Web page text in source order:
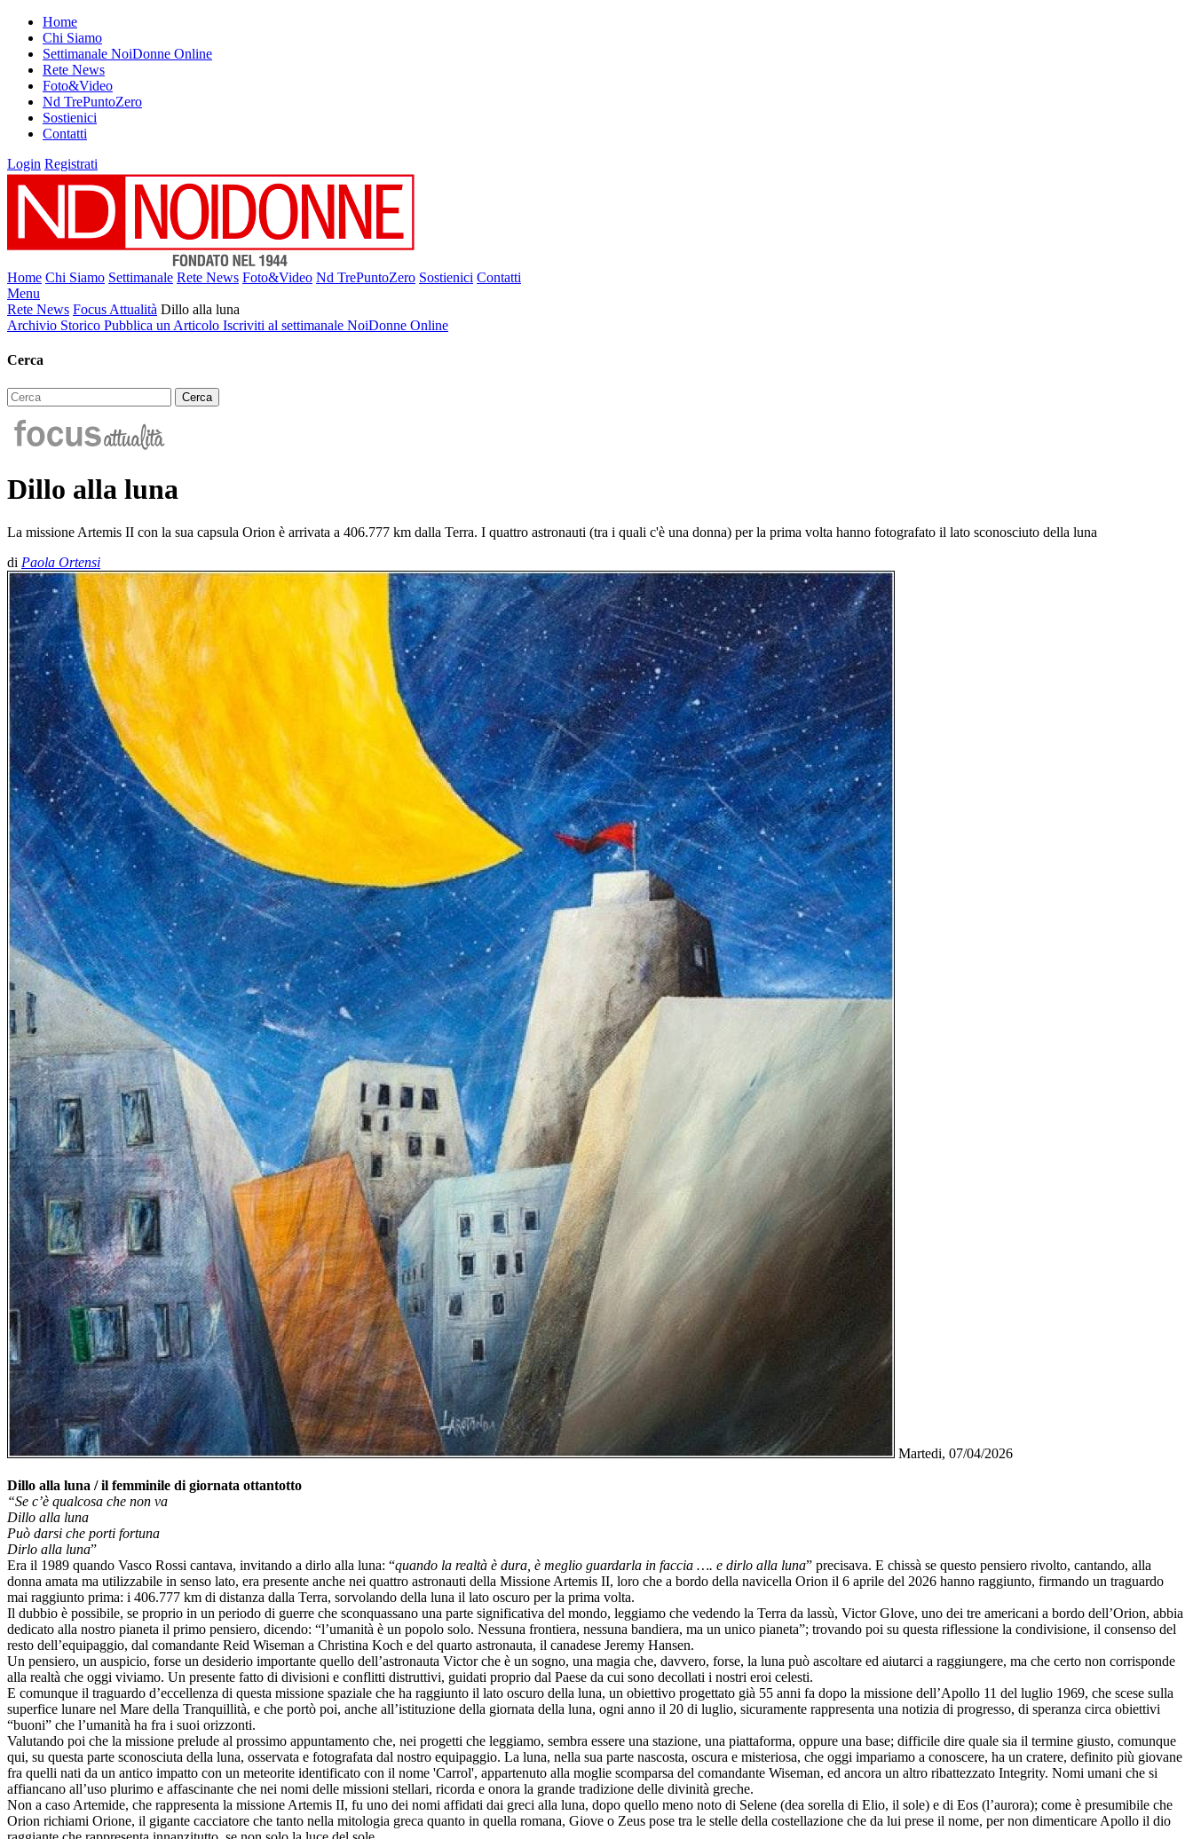
Home
Chi Siamo
Settimanale NoiDonne Online
Rete News
Foto&Video
Nd TrePuntoZero
Sostienici
Contatti
Login Registrati
Home Chi Siamo Settimanale Rete News Foto&Video Nd TrePuntoZero Sostienici Contatti
Menu
Rete News Focus Attualità Dillo alla luna
Archivio Storico Pubblica un Articolo Iscriviti al settimanale NoiDonne Online
Cerca
Dillo alla luna
La missione Artemis II con la sua capsula Orion è arrivata a 406.777 km dalla Terra. I quattro astronauti (tra i quali c'è una donna) per la prima volta hanno fotografato il lato sconosciuto della luna
di Paola Ortensi
Martedi, 07/04/2026
Dillo alla luna / il femminile di giornata ottantotto
“Se c’è qualcosa che non va
Dillo alla luna
Può darsi che porti fortuna
Dirlo alla luna”
Era il 1989 quando Vasco Rossi cantava, invitando a dirlo alla luna: “quando la realtà è dura, è meglio guardarla in faccia …. e dirlo alla luna” precisava. E chissà se questo pensiero rivolto, cantando, alla
donna amata ma utilizzabile in senso lato, era presente anche nei quattro astronauti della Missione Artemis II, loro che a bordo della navicella Orion il 6 aprile del 2026 hanno raggiunto, firmando un traguardo
mai raggiunto prima: i 406.777 km di distanza dalla Terra, sorvolando della luna il lato oscuro per la prima volta.
Il dubbio è possibile, se proprio in un periodo di guerre che sconquassano una parte significativa del mondo, leggiamo che vedendo la Terra da lassù, Victor Glove, uno dei tre americani a bordo dell’Orion, abbia
dedicato alla nostro pianeta il primo pensiero, dicendo: “l’umanità è un popolo solo. Nessuna frontiera, nessuna bandiera, ma un unico pianeta”; trovando poi su questa riflessione la condivisione, il consenso del
resto dell’equipaggio, dal comandante Reid Wiseman a Christina Koch e del quarto astronauta, il canadese Jeremy Hansen.
Un pensiero, un auspicio, forse un desiderio importante quello dell’astronauta Victor che è un sogno, una magia che, davvero, forse, la luna può ascoltare ed aiutarci a raggiungere, ma che certo non corrisponde
alla realtà che oggi viviamo. Un presente fatto di divisioni e conflitti distruttivi, guidati proprio dal Paese da cui sono decollati i nostri eroi celesti.
E comunque il traguardo d’eccellenza di questa missione spaziale che ha raggiunto il lato oscuro della luna, un obiettivo progettato già 55 anni fa dopo la missione dell’Apollo 11 del luglio 1969, che scese sulla
superfice lunare nel Mare della Tranquillità, e che portò poi, anche all’istituzione della giornata della luna, ogni anno il 20 di luglio, sicuramente rappresenta una notizia di progresso, di speranza circa obiettivi
“buoni” che l’umanità ha fra i suoi orizzonti.
Valutando poi che la missione prelude al prossimo appuntamento che, nei progetti che leggiamo, sembra essere una stazione, una piattaforma, oppure una base; difficile dire quale sia il termine giusto, comunque
qui, su questa parte sconosciuta della luna, osservata e fotografata dal nostro equipaggio. La luna, nella sua parte nascosta, oscura e misteriosa, che oggi impariamo a conoscere, ha un cratere, definito più giovane
fra quelli nati da un antico impatto con un meteorite identificato con il nome 'Carrol', appartenuto alla moglie scomparsa del comandante Wiseman, ed ancora un altro ribattezzato Integrity. Nomi umani che si
affiancano all’uso plurimo e affascinante che nei nomi delle missioni stellari, ricorda e onora la grande tradizione delle divinità greche.
Non a caso Artemide, che rappresenta la missione Artemis II, fu uno dei nomi affidati dai greci alla luna, dopo quello meno noto di Selene (dea sorella di Elio, il sole) e di Eos (l’aurora); come è presumibile che
Orion richiami Orione, il gigante cacciatore che tanto nella mitologia greca quanto in quella romana, Giove o Zeus pose tra le stelle della costellazione che da lui prese il nome, per non dimenticare Apollo il dio